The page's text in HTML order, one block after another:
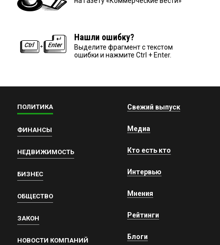
Нашли ошибку?
Выделите фрагмент с текстом
ошибки и нажмите Ctrl + Enter.
ПОЛИТИКА
ФИНАНСЫ
НЕДВИЖИМОСТЬ
БИЗНЕС
ОБЩЕСТВО
ЗАКОН
НОВОСТИ КОМПАНИЙ
Свежий выпуск
Медиа
Кто есть кто
Интервью
Мнения
Рейтинги
Блоги